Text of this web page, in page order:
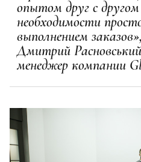
опытом друг с
необходимости
выполнением
Дмитрий
менеджер компании